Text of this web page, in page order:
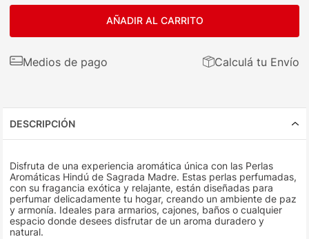
AÑADIR AL CARRITO
Medios de pago Calculá tu Envío
DESCRIPCIÓN
Disfruta de una experiencia aromática única con las Perlas
Aromáticas Hindú de Sagrada Madre. Estas perlas perfumadas,
con su fragancia exótica y relajante, están diseñadas para
perfumar delicadamente tu hogar, creando un ambiente de paz
y armonía. Ideales para armarios, cajones, baños o cualquier
espacio donde desees disfrutar de un aroma duradero y
natural.